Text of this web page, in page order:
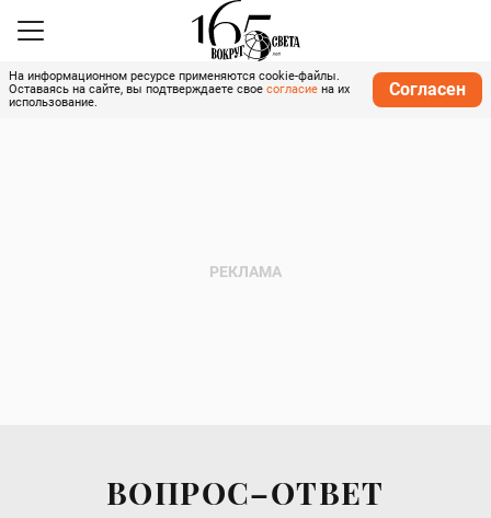
На информационном ресурсе применяются cookie-файлы.
Оставаясь на сайте, вы подтверждаете свое согласие на их
использование.
Согласен
ВОПРОС–ОТВЕТ